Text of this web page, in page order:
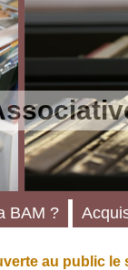
au public le
BAM ?